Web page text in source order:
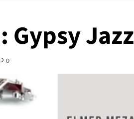
Gypsy Jazz
0